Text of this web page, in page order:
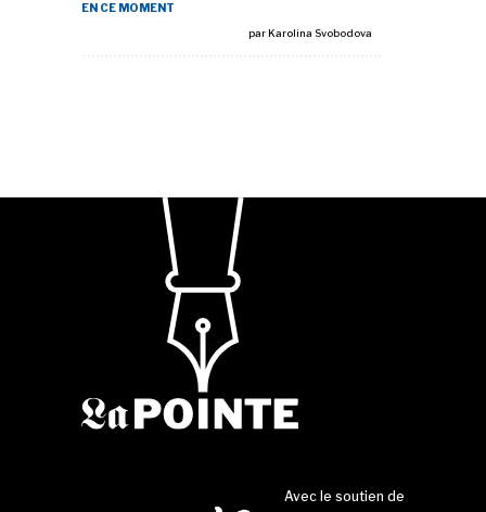
EN CE MOMENT
parKarolina Svobodova
Avec le soutien de